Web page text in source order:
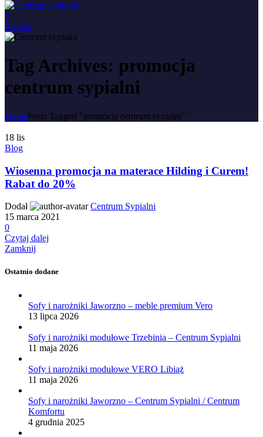
0
0 items
Tag Archives: promocja
centrum sypialni
HomePosts Tagged "promocja centrum sypialni"
18 lis
Blog
Wiosenna promocja na materace Hilding i Curem!
Rabat do 20%
Dodał
Centrum Sypialni
15 marca 2021
0
Czytaj dalej
Zamknij
Ostatnio dodane
Sofy i narożniki Jaworzno – meble premium Vero
13 lipca 2026
Sofy i narożniki modułowe Trzebinia – Centrum Sypialni
11 maja 2026
Sofy i narożniki modułowe VERO Libiąż
11 maja 2026
Sofy i narożniki Jaworzno – Centrum Sypialni / Centrum
Komfortu
4 grudnia 2025